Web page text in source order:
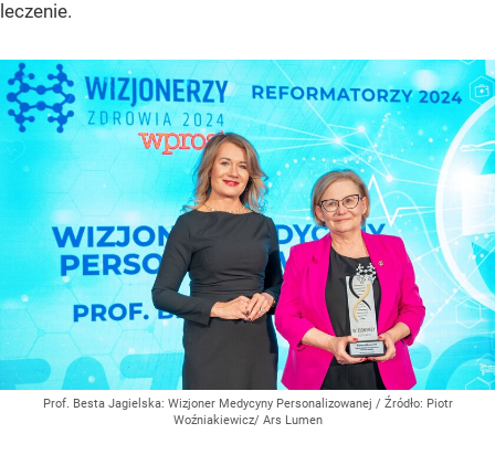
leczenie.
Prof. Besta Jagielska: Wizjoner Medycyny Personalizowanej / Źródło: Piotr
Woźniakiewicz/ Ars Lumen